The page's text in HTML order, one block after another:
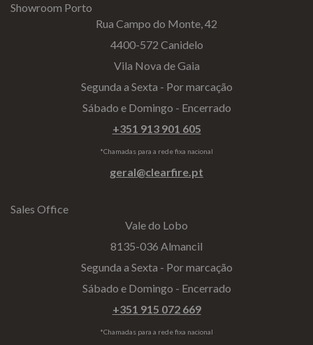
Showroom Porto
Rua Campo do Monte, 42
4400-572 Canidelo
Vila Nova de Gaia
Segunda a Sexta - Por marcação
Sábado e Domingo - Encerrado
+351 913 901 605
*Chamadas para a rede fixa nacional
geral@clearfire.pt
Sales Office
Vale do Lobo
8135-036 Almancil
Segunda a Sexta - Por marcação
Sábado e Domingo - Encerrado
+351 915 072 669
*Chamadas para a rede fixa nacional